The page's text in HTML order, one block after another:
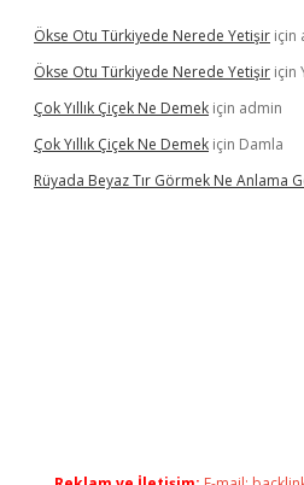
Ökse Otu Türkiyede Nerede Yetişir için
Ökse Otu Türkiyede Nerede Yetişir için
Çok Yıllık Çiçek Ne Demek için admin
Çok Yıllık Çiçek Ne Demek için Damla
Rüyada Beyaz Tır Görmek Ne Anlama